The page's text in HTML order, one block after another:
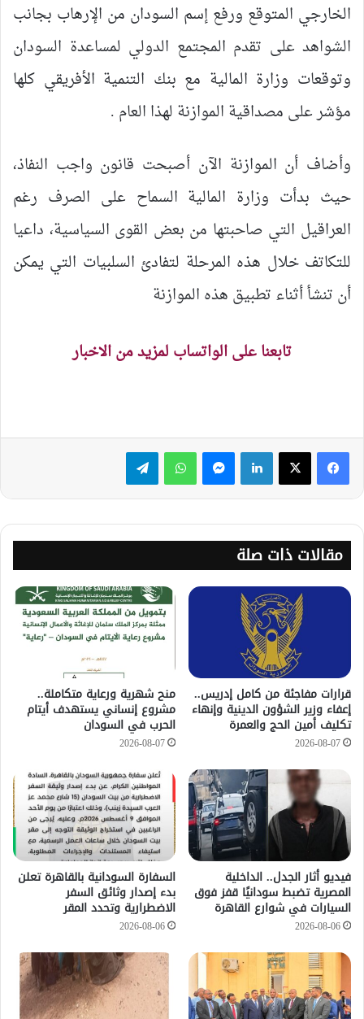
الخارجي المتوقع ورفع إسم السودان من الإرهاب بجانب
الشواهد على تقدم المجتمع الدولي لمساعدة السودان
وتوقعات وزارة المالية مع بنك التنمية الأفريقي كلها
مؤشر على مصداقية الموازنة لهذا العام .
وأضاف أن الموازنة الآن أصبحت قانون واجب النفاذ،
حيث بدأت وزارة المالية السماح على الصرف رغم
العراقيل التي صاحبتها من بعض القوى السياسية، داعيا
للتكاتف خلال هذه المرحلة لتفادئ السلبيات التي يمكن
أن تنشأ أثناء تطبيق هذه الموازنة
تابعنا على الواتساب لمزيد من الاخبار
لينكدإن ماسنجر واتساب تيلقرام
مقالات ذات صلة
قرارات مفاجئة من كامل إدريس..
إعفاء وزير الشؤون الدينية وإنهاء
تكليف أمين الحج والعمرة
2026-08-07
منح شهرية ورعاية متكاملة..
مشروع إنساني يستهدف أيتام
الحرب في السودان
2026-08-07
فيديو أثار الجدل.. الداخلية
المصرية تضبط سودانيًا قفز فوق
السيارات في شوارع القاهرة
2026-08-06
السفارة السودانية بالقاهرة تعلن
بدء إصدار وثائق السفر
الاضطرارية وتحدد المقر
2026-08-06